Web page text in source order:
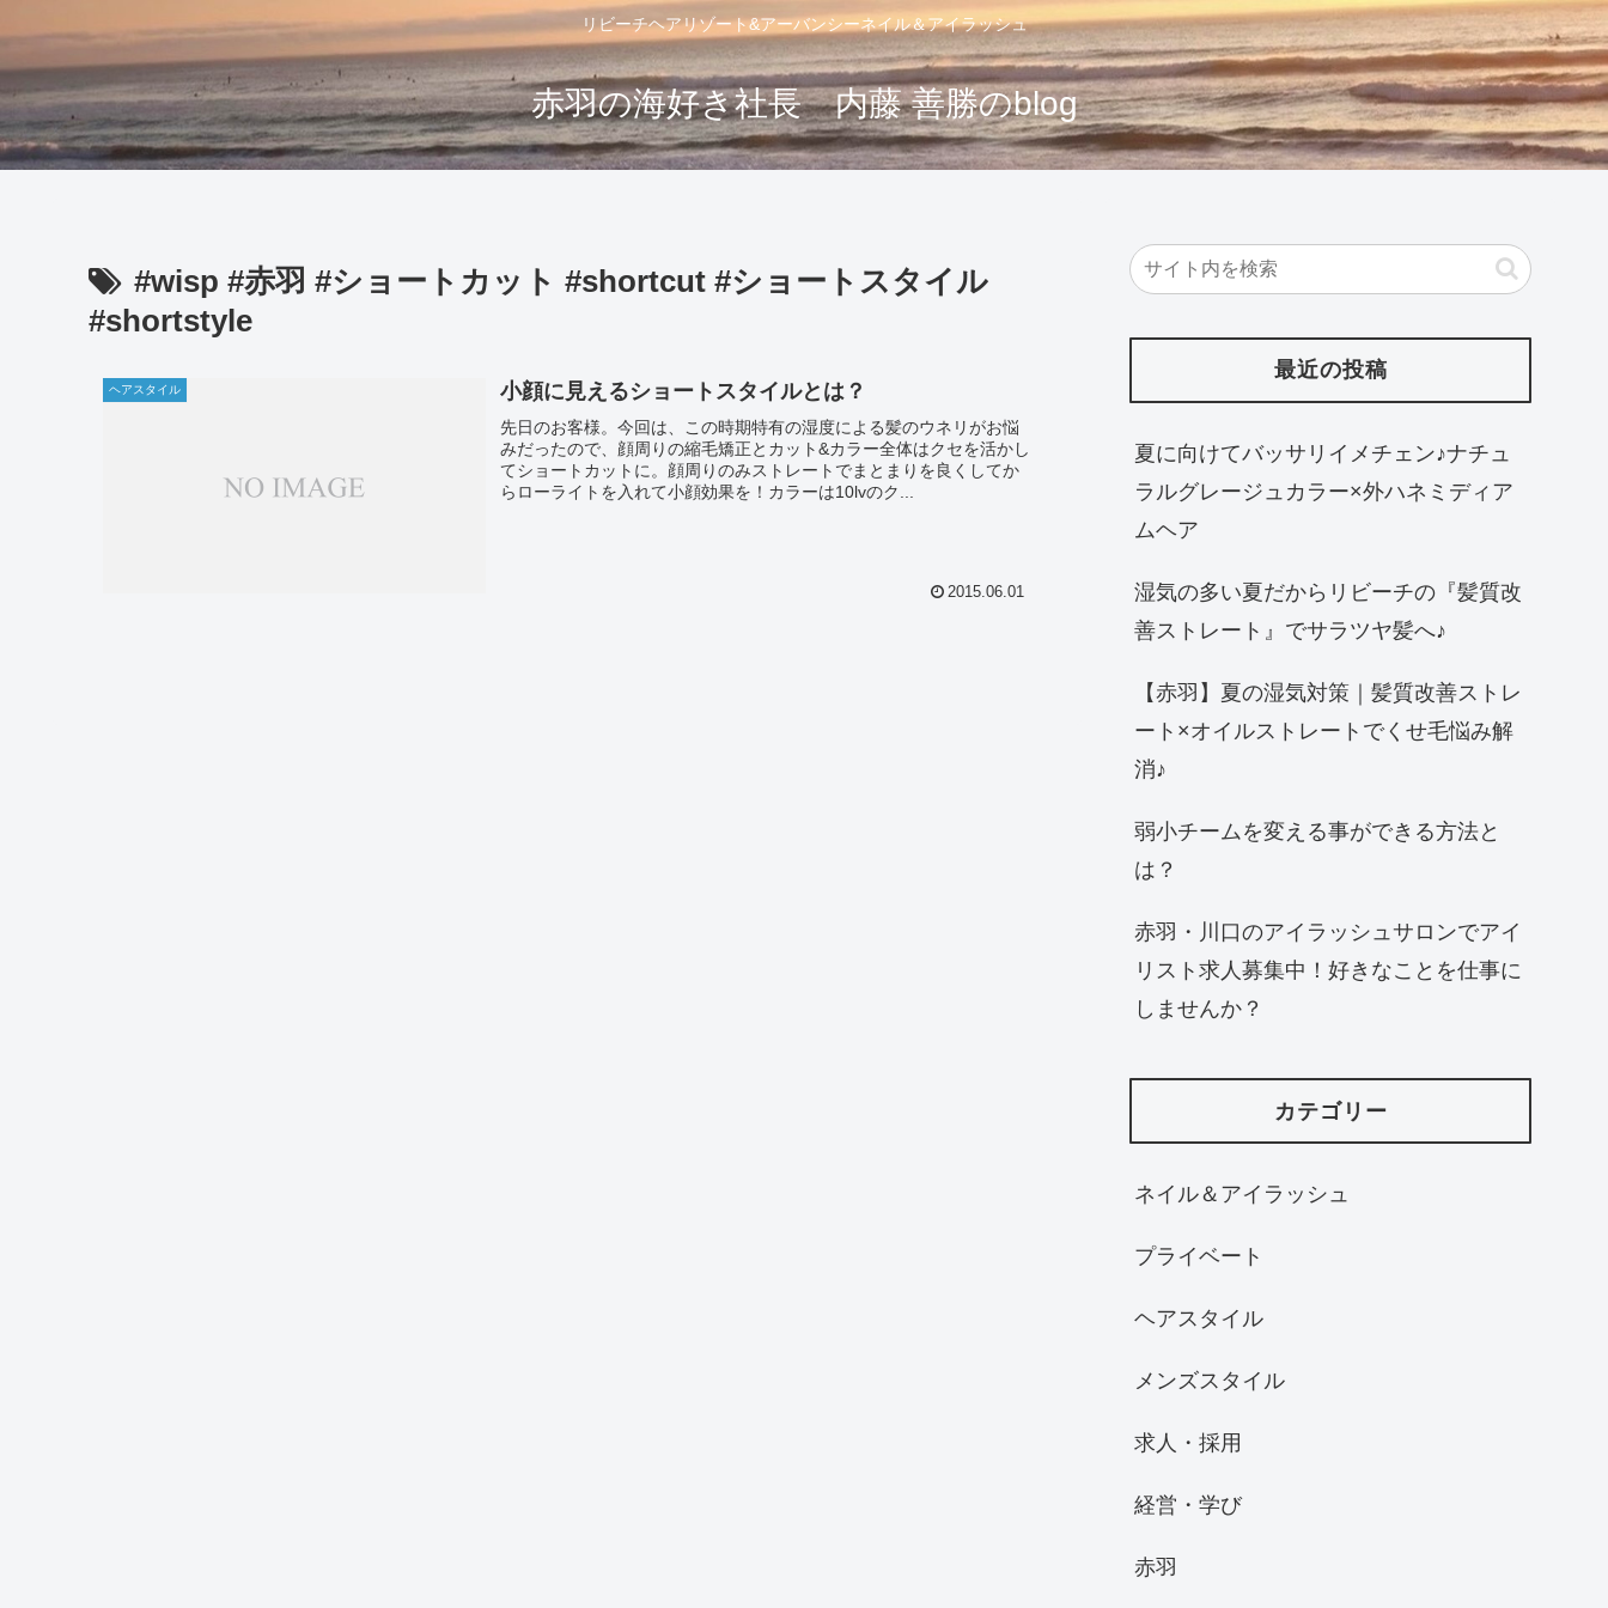
リビーチヘアリゾート&アーバンシーネイル＆アイラッシュ
赤羽の海好き社長 内藤 善勝のblog
#wisp #赤羽 #ショートカット #shortcut #ショートスタイル
#shortstyle
ヘアスタイル 小顔に見えるショートスタイルとは？
先日のお客様。今回は、この時期特有の湿度による髪のウネリがお悩
みだったので、顔周りの縮毛矯正とカット&カラー全体はクセを活かし
てショートカットに。顔周りのみストレートでまとまりを良くしてか
らローライトを入れて小顔効果を！カラーは10lvのク...
2015.06.01
最近の投稿
夏に向けてバッサリイメチェン♪ナチュ
ラルグレージュカラー×外ハネミディア
ムヘア
湿気の多い夏だからリビーチの『髪質改
善ストレート』でサラツヤ髪へ♪
【赤羽】夏の湿気対策｜髪質改善ストレ
ート×オイルストレートでくせ毛悩み解
消♪
弱小チームを変える事ができる方法と
は？
赤羽・川口のアイラッシュサロンでアイ
リスト求人募集中！好きなことを仕事に
しませんか？
カテゴリー
ネイル＆アイラッシュ
プライベート
ヘアスタイル
メンズスタイル
求人・採用
経営・学び
赤羽